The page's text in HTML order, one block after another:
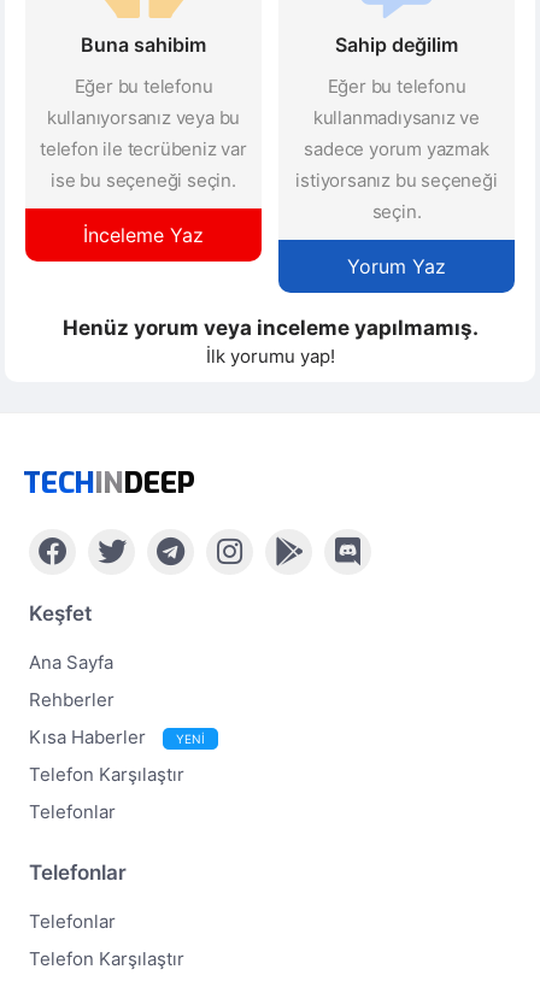
Buna sahibim
Eğer bu telefonu
kullanıyorsanız veya bu
telefon ile tecrübeniz var
ise bu seçeneği seçin.
İnceleme Yaz
Sahip değilim
Eğer bu telefonu
kullanmadıysanız ve
sadece yorum yazmak
istiyorsanız bu seçeneği
seçin.
Yorum Yaz
Henüz yorum veya inceleme yapılmamış.
İlk yorumu yap!
TECHINDEEP
Keşfet
Ana Sayfa
Rehberler
Kısa Haberler
YENİ
Telefon Karşılaştır
Telefonlar
Telefonlar
Telefonlar
Telefon Karşılaştır